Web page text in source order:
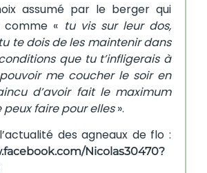
assumé par le berger qui
« tu vis sur leur dos,
te dois de les maintenir dans
que tu t’infligerais à
me coucher le soir en
d’avoir fait le maximum
peux faire pour elles».
des agneaux de flo :
Nicolas30470?